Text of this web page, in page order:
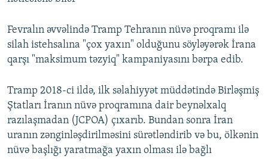
Fevralın əvvəlində Tramp Tehranın nüvə proqramı ilə
silah istehsalına "çox yaxın" olduğunu söyləyərək İrana
qarşı "maksimum təzyiq" kampaniyasını bərpa edib.
Tramp 2018-ci ildə, ilk səlahiyyət müddətində Birləşmiş
Ştatları İranın nüvə proqramına dair beynəlxalq
razılaşmadan (JCPOA) çıxarıb. Bundan sonra İran
uranın zənginləşdirilməsini sürətləndirib və bu, ölkənin
nüvə başlığı yaratmağa yaxın olması ilə bağlı